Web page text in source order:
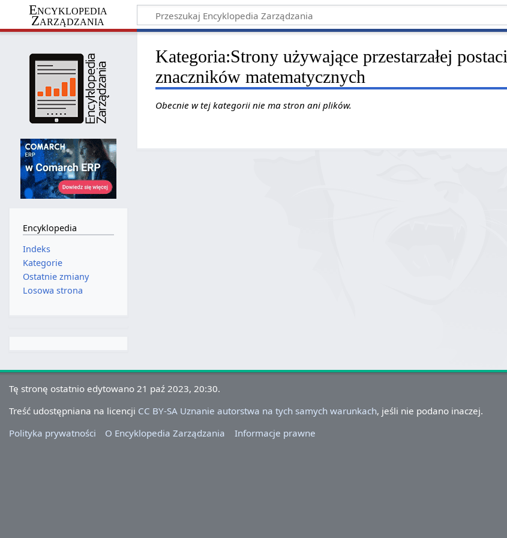
Encyklopedia
Zarządzania
Kategoria:Strony używające przestarzałej postaci
znaczników matematycznych
Obecnie w tej kategorii nie ma stron ani plików.
Encyklopedia
Indeks
Kategorie
Ostatnie zmiany
Losowa strona
Tę stronę ostatnio edytowano 21 paź 2023, 20:30.
Treść udostępniana na licencji CC BY-SA Uznanie autorstwa na tych samych warunkach, jeśli nie podano inaczej.
Polityka prywatności
O Encyklopedia Zarządzania Informacje prawne